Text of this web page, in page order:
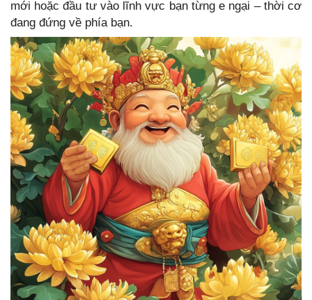
mới hoặc đầu tư vào lĩnh vực bạn từng e ngại – thời cơ
đang đứng về phía bạn.